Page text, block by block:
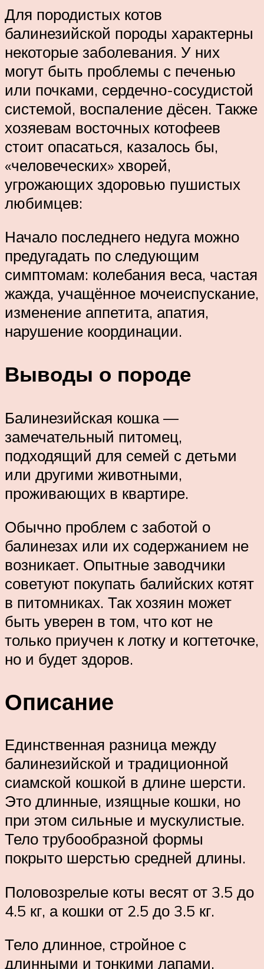
Для породистых котов
балинезийской породы характерны
некоторые заболевания. У них
могут быть проблемы с печенью
или почками, сердечно-сосудистой
системой, воспаление дёсен. Также
хозяевам восточных котофеев
стоит опасаться, казалось бы,
«человеческих» хворей,
угрожающих здоровью пушистых
любимцев:
Начало последнего недуга можно
предугадать по следующим
симптомам: колебания веса, частая
жажда, учащённое мочеиспускание,
изменение аппетита, апатия,
нарушение координации.
Выводы о породе
Балинезийская кошка —
замечательный питомец,
подходящий для семей с детьми
или другими животными,
проживающих в квартире.
Обычно проблем с заботой о
балинезах или их содержанием не
возникает. Опытные заводчики
советуют покупать балийских котят
в питомниках. Так хозяин может
быть уверен в том, что кот не
только приучен к лотку и когтеточке,
но и будет здоров.
Описание
Единственная разница между
балинезийской и традиционной
сиамской кошкой в длине шерсти.
Это длинные, изящные кошки, но
при этом сильные и мускулистые.
Тело трубообразной формы
покрыто шерстью средней длины.
Половозрелые коты весят от 3.5 до
4.5 кг, а кошки от 2.5 до 3.5 кг.
Тело длинное, стройное с
длинными и тонкими лапами.